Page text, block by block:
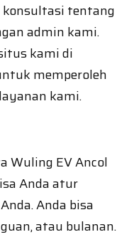
tentang
admin kami.
kami di
memperoleh
kami.
Wuling EV Ancol
Anda atur
Anda bisa
atau bulanan.